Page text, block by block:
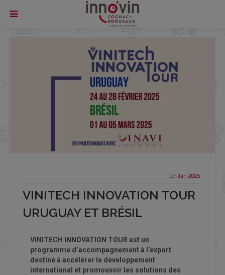
07 Jan 2025
VINITECH INNOVATION TOUR
URUGUAY ET BRÉSIL
VINITECH INNOVATION TOUR est un
programme d’accompagnement à l’export
destiné à accélérer le développement
international et promouvoir les solutions des